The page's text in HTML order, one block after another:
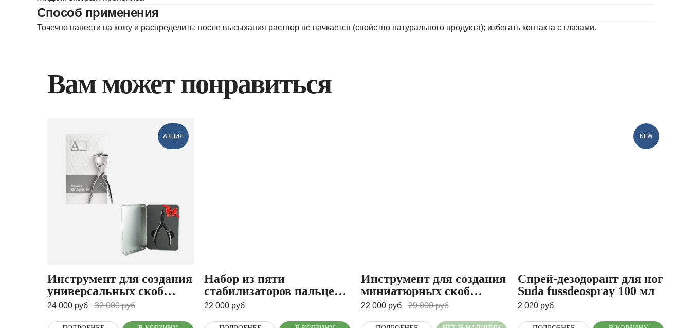
Способ применения
Точечно нанести на кожу и распределить; после высыхания раствор не пачкается (свойство натурального продукта); избегать контакта с глазами.
Вам может понравиться
АКЦИЯ
Инструмент для создания
универсальных скоб
Arkada's brace-m +
24 000 руб 32 000 руб
Набор из пяти
стабилизаторов пальцев
(stabilizator palca)
22 000 руб
Инструмент для создания
миниатюрных скоб
Arkada's brace mini m
22 000 руб 29 000 руб
NEW
Спрей-дезодорант для ног
Suda fussdeospray 100 мл
2 020 руб